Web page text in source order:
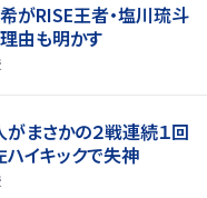
希がRISE王者・塩川琉斗
由も明かす
がまさかの２戦連続１回
ハイキックで失神